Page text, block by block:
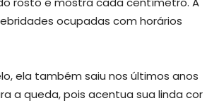
ocupadas com horários
ela também saiu nos últimos anos
a queda, pois acentua sua linda cor